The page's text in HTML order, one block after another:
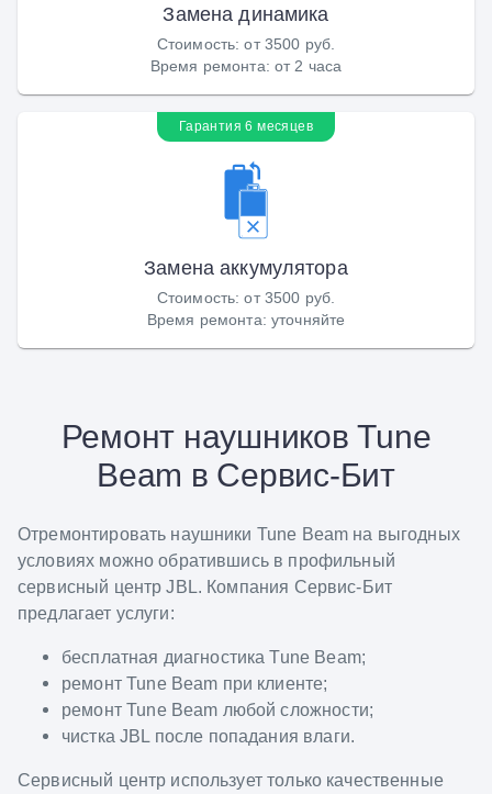
Замена динамика
Стоимость:от 3500 руб.
Время ремонта: от 2 часа
Гарантия 6 месяцев
Замена аккумулятора
Стоимость:от 3500 руб.
Время ремонта: уточняйте
Ремонт наушников Tune
Beam в Сервис-Бит
Отремонтировать наушники Tune Beam на выгодных
условиях можно обратившись в профильный
сервисный центр JBL. Компания Сервис-Бит
предлагает услуги:
бесплатная диагностика Tune Beam;
ремонт Tune Beam при клиенте;
ремонт Tune Beam любой сложности;
чистка JBL после попадания влаги.
Сервисный центр использует только качественные